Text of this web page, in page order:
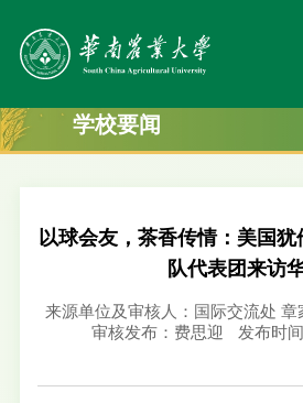
学校要闻
以球会友，茶香传情：美国
队代表团来访
来源单位及审核人：国际交流处 章
审核发布：费思迎
发布时